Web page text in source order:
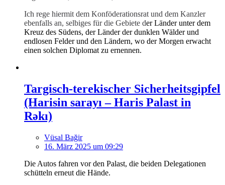
Ich rege hiermit dem Konföderationsrat und dem Kanzler
ebenfalls an, selbiges für die Gebiete der Länder unter dem
Kreuz des Südens, der Länder der dunklen Wälder und
endlosen Felder und den Ländern, wo der Morgen erwacht
einen solchen Diplomat zu ernennen.
Targisch-terekischer Sicherheitsgipfel
(Harisin sarayı – Haris Palast in
Rəkı)
Vüsal Bağir
16. März 2025 um 09:29
Die Autos fahren vor den Palast, die beiden Delegationen
schütteln erneut die Hände.